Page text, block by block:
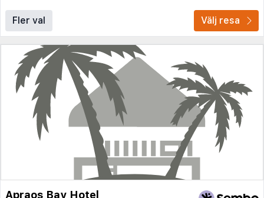
Fler val Välj resa
Apraos Bay Hotel